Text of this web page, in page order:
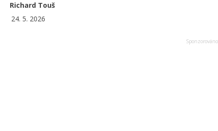
Richard Touš
24. 5. 2026